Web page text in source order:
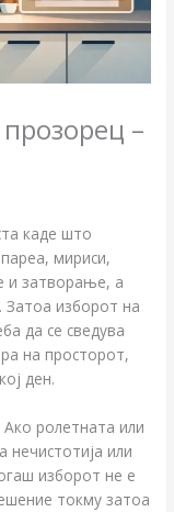
прозорец –
каде што
мириси,
и затворање, а
Затоа изборот на
да се сведува
на просторот,
ден.
Ако ролетната или
нечистотија или
изборот не е
токму затоа